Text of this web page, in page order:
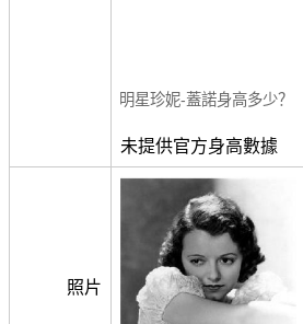
明星珍妮-蓋諾身高多少？
未提供官方身高數據
照片